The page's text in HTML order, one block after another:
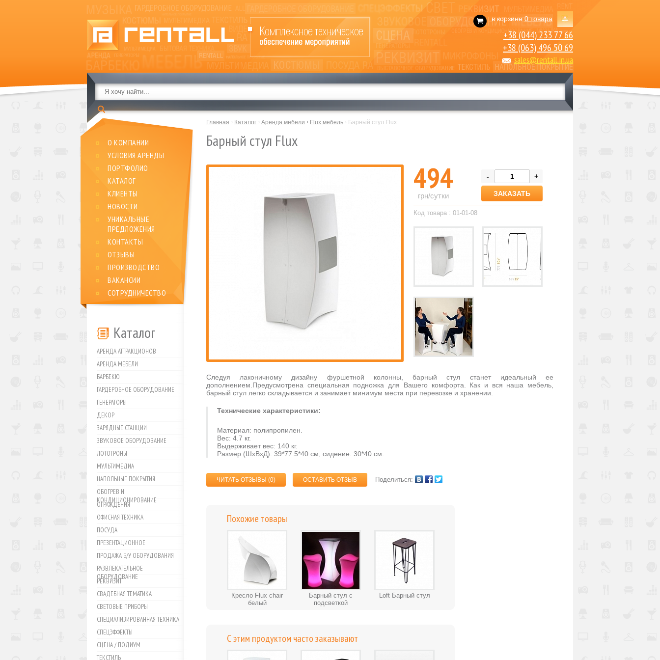
в корзине0 товара
+38 (044) 233 77 66
+38 (063) 496 50 69
sales@rentall.in.ua
О КОМПАНИИ
УСЛОВИЯ АРЕНДЫ
ПОРТФОЛИО
КАТАЛОГ
КЛИЕНТЫ
НОВОСТИ
УНИКАЛЬНЫЕ
ПРЕДЛОЖЕНИЯ
КОНТАКТЫ
ОТЗЫВЫ
ПРОИЗВОДСТВО
ВАКАНСИИ
СОТРУДНИЧЕСТВО
Каталог
АРЕНДА АТТРАКЦИОНОВ
АРЕНДА МЕБЕЛИ
БАРБЕКЮ
ГАРДЕРОБНОЕ ОБОРУДОВАНИЕ
ГЕНЕРАТОРЫ
ДЕКОР
ЗАРЯДНЫЕ СТАНЦИИ
ЗВУКОВОЕ ОБОРУДОВАНИЕ
ЛОТОТРОНЫ
МУЛЬТИМЕДИА
НАПОЛЬНЫЕ ПОКРЫТИЯ
ОБОГРЕВ И
КОНДИЦИОНИРОВАНИЕ
ОГРАЖДЕНИЯ
ОФИСНАЯ ТЕХНИКА
ПОСУДА
ПРЕЗЕНТАЦИОННОЕ
ПРОДАЖА Б/У ОБОРУДОВАНИЯ
РАЗВЛЕКАТЕЛЬНОЕ
ОБОРУДОВАНИЕ
РЕКВИЗИТ
СВАДЕБНАЯ ТЕМАТИКА
СВЕТОВЫЕ ПРИБОРЫ
СПЕЦИАЛИЗИРОВАННАЯ ТЕХНИКА
СПЕЦЭФФЕКТЫ
СЦЕНА / ПОДИУМ
ТЕКСТИЛЬ
Главная Каталог Аренда мебели Flux мебель Барный стул Flux
Барный стул Flux
494
грн/сутки
- +
Код товара : 01-01-08
Следуя лаконичному дизайну фуршетной колонны, барный стул станет идеальный ее
дополнением.Предусмотрена специальная подножка для Вашего комфорта. Как и вся наша мебель,
барный стул легко складывается и занимает минимум места при перевозке и хранении.
Технические характеристики:
Материал: полипропилен.
Вес: 4.7 кг.
Выдерживает вес: 140 кг.
Размер (ШхВхД): 39*77.5*40 см, сидение: 30*40 см.
ЧИТАТЬ ОТЗЫВЫ (0) ОСТАВИТЬ ОТЗЫВ Поделиться:
Похожие товары
Кресло Flux chair
белый
Барный стул с
подсветкой
Loft Барный стул
С этим продуктом часто заказывают